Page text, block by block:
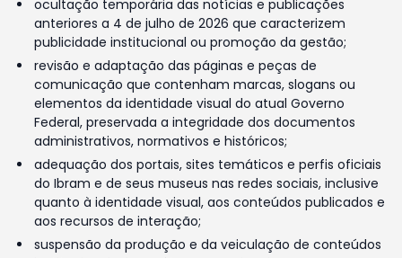
ocultação temporária das notícias e publicações
anteriores a 4 de julho de 2026 que caracterizem
publicidade institucional ou promoção da gestão;
revisão e adaptação das páginas e peças de
comunicação que contenham marcas, slogans ou
elementos da identidade visual do atual Governo
Federal, preservada a integridade dos documentos
administrativos, normativos e históricos;
adequação dos portais, sites temáticos e perfis oficiais
do Ibram e de seus museus nas redes sociais, inclusive
quanto à identidade visual, aos conteúdos publicados e
aos recursos de interação;
suspensão da produção e da veiculação de conteúdos